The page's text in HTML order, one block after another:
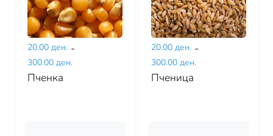
20.00 ден. -
300.00 ден.
Пченка
20.00 ден. -
300.00 ден.
Пченица